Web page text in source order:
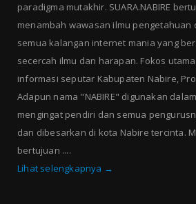
paradigma mutakhir. SUARA.NABIRE
menambah wawasan ilmu
semua kalangan internet mania yang
secercah ilmu dan harapan. Fokos
informasi seputar Kabupaten Nabire,
Adapun nama "NABIRE" digunakan
mengingat pendiri dan semua
dan dibesarkan di kota Nabire tercinta.
bertujuan ....
Lihat selengkapnya →